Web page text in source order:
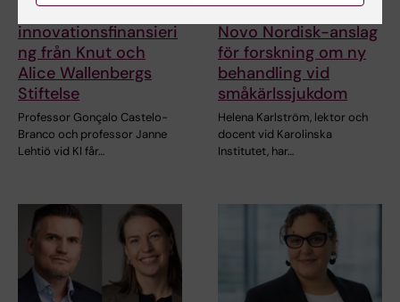
Två KI-forskare får
innovationsfinansieri
ng från Knut och
Alice Wallenbergs
Stiftelse
Professor Gonçalo Castelo-
Branco och professor Janne
Lehtiö vid KI får…
Helena Karlström får
Novo Nordisk-anslag
för forskning om ny
behandling vid
småkärlssjukdom
Helena Karlström, lektor och
docent vid Karolinska
Institutet, har…